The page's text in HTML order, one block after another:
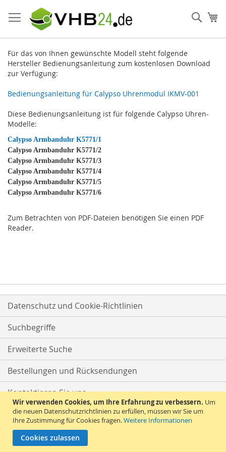
Wir verwenden Cookies, um Ihre Erfahrung zu verbessern. Um
die neuen Datenschutzrichtlinien zu erfüllen, müssen wir Sie um
Ihre Zustimmung für Cookies fragen.Weitere Informationen
Cookies zulassen
zum
Inhalt
Für das von Ihnen gewünschte Modell steht folgende
Hersteller Bedienungsanleitung zum kostenlosen Download
zur Verfügung:
Bedienungsanleitung für Calypso Uhrenmodul IKMV-001
Diese Bedienungsanleitung ist für folgende Calypso Uhren-
Modelle:
Calypso Armbanduhr K5771/1
Calypso Armbanduhr K5771/2
Calypso Armbanduhr K5771/3
Calypso Armbanduhr K5771/4
Calypso Armbanduhr K5771/5
Calypso Armbanduhr K5771/6
Zum Betrachten von PDF-Dateien benötigen Sie einen PDF
Reader.
Datenschutz und Cookie-Richtlinien
Suchbegriffe
Erweiterte Suche
Bestellungen und Rücksendungen
Kontaktieren Sie uns
© 2026 Versandhandel Bigo-Ta